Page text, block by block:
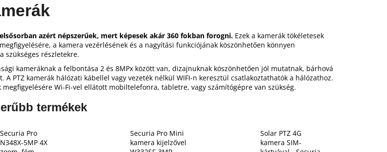
azért népszerűek, mert képesek akár 360 fokban forogni. Ezek a kamerák tökéletesek
a kamera vezérlésének és a nagyítási funkciójának köszönhetően könnyen
szükséges részletekre.
kameráknak a felbontása 2 és 8MPx között van, dizajnuknak köszönhetően jól mutatnak, bárhová
A PTZ kamerák hálózati kábellel vagy vezeték nélkül WIFI-n keresztül csatlakoztathatók a hálózathoz.
megfigyelésére Wi-Fi-vel ellátott mobiltelefonra, tabletre, vagy számítógépre van szükség.
termékek
Securia Pro
N348X-5MP 4X
Securia Pro Mini
kamera kijelzővel
Solar PTZ 4G
kamera SIM-